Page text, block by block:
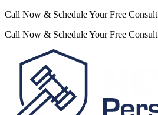
Call Now & Schedule Your Free Consult
Call Now & Schedule Your Free Consult